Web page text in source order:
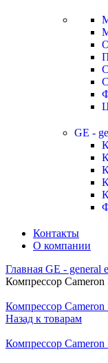
GE -
Контакты
О компании
Главная GE - general
Компрессор
Компрессор
Назад к товарам
Компрессор